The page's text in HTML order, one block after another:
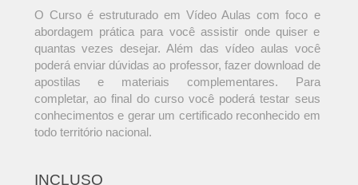
O Curso é estruturado em Vídeo Aulas com foco e
abordagem prática para você assistir onde quiser e
quantas vezes desejar. Além das vídeo aulas você
poderá enviar dúvidas ao professor, fazer download de
apostilas e materiais complementares. Para
completar, ao final do curso você poderá testar seus
conhecimentos e gerar um certificado reconhecido em
todo território nacional.
INCLUSO